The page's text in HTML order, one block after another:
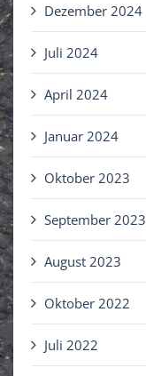
Dezember 2024
Juli 2024
April 2024
Januar 2024
Oktober 2023
September 2023
August 2023
Oktober 2022
Juli 2022